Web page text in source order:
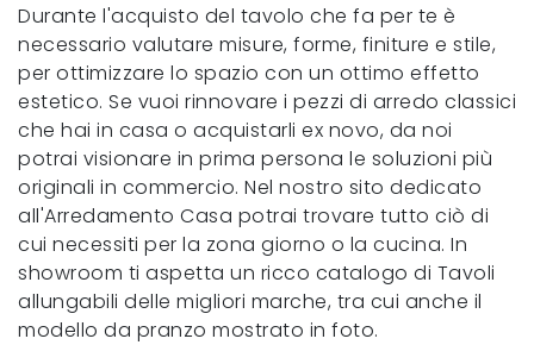
Durante l'acquisto del tavolo che fa per te è
necessario valutare misure, forme, finiture e stile,
per ottimizzare lo spazio con un ottimo effetto
estetico. Se vuoi rinnovare i pezzi di arredo classici
che hai in casa o acquistarli ex novo, da noi
potrai visionare in prima persona le soluzioni più
originali in commercio. Nel nostro sito dedicato
all'Arredamento Casa potrai trovare tutto ciò di
cui necessiti per la zona giorno o la cucina. In
showroom ti aspetta un ricco catalogo di Tavoli
allungabili delle migliori marche, tra cui anche il
modello da pranzo mostrato in foto.